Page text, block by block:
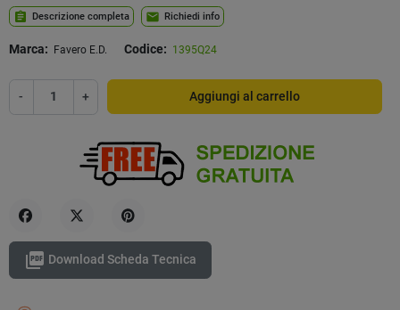
assignment Descrizione completa mail Richiedi info
Marca: Favero E.D. Codice: 1395Q24
- + Aggiungi al carrello
 Download Scheda Tecnica